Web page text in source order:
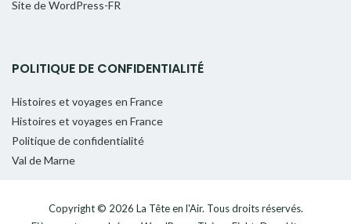
Site de WordPress-FR
POLITIQUE DE CONFIDENTIALITÉ
Histoires et voyages en France
Histoires et voyages en France
Politique de confidentialité
Val de Marne
Copyright © 2026 La Tête en l'Air. Tous droits réservés.